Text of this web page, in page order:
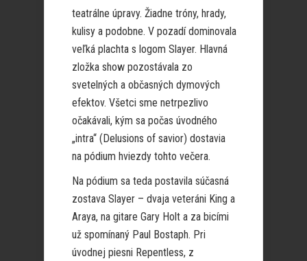
teatrálne úpravy. Žiadne tróny, hrady,
kulisy a podobne. V pozadí dominovala
veľká plachta s logom Slayer. Hlavná
zložka show pozostávala zo
svetelných a občasných dymových
efektov. Všetci sme netrpezlivo
očakávali, kým sa počas úvodného
„intra“ (Delusions of savior) dostavia
na pódium hviezdy tohto večera.
Na pódium sa teda postavila súčasná
zostava Slayer – dvaja veteráni King a
Araya, na gitare Gary Holt a za bicími
už spomínaný Paul Bostaph. Pri
úvodnej piesni Repentless, z